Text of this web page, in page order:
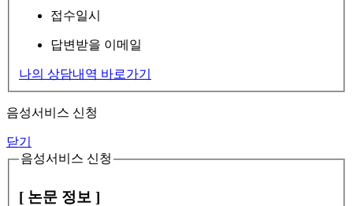
접수일시
답변받을 이메일
나의 상담내역 바로가기
음성서비스 신청
닫기
음성서비스 신청
[ 논문 정보 ]